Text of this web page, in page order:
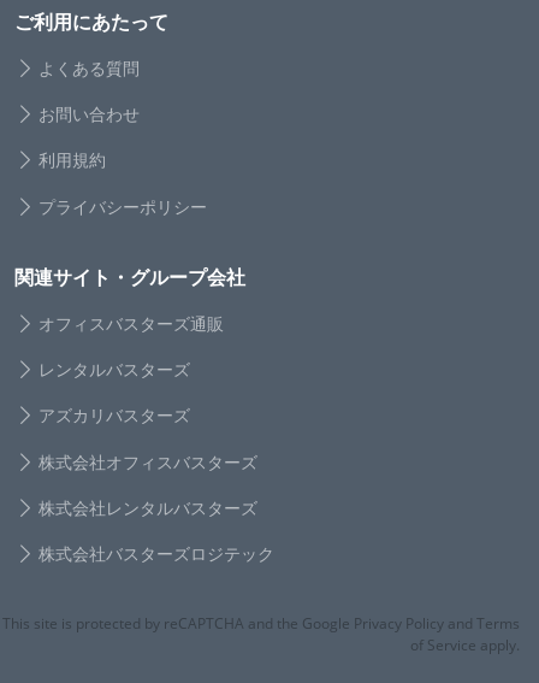
ご利用にあたって
よくある質問
お問い合わせ
利用規約
プライバシーポリシー
関連サイト・グループ会社
オフィスバスターズ通販
レンタルバスターズ
アズカリバスターズ
株式会社オフィスバスターズ
株式会社レンタルバスターズ
株式会社バスターズロジテック
This site is protected by reCAPTCHA and the Google Privacy Policy and Terms
of Service apply.